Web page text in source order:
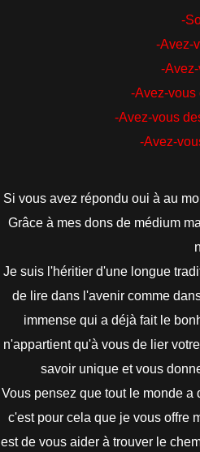
-
-Avez-
-
-Avez-vous
-Avez-vous
-Avez-
Si vous avez répondu oui à au
Grâce à mes dons de médium
Je suis l'héritier d'une longue
de lire dans l'avenir comme
immense qui a déjà fait le
n'appartient qu'à vous de lier
savoir unique et vous
Vous pensez que tout le monde a
c'est pour cela que je vous offre
est de vous aider à trouver le